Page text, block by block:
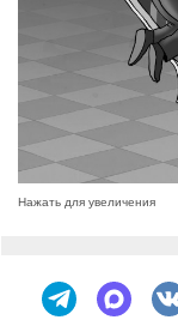
Нажать для увеличения